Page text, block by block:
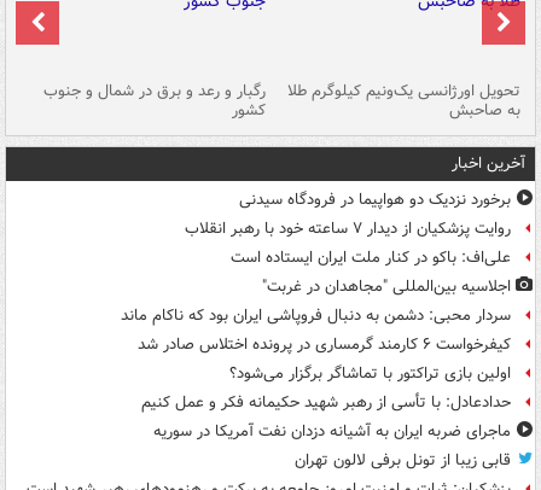
تحویل اورژانسی یک‌ونیم کیلوگرم طلا
به صاحبش
رگبار و رعد و برق در شمال و جنوب
کشور
آخرین اخبار
برخورد نزدیک دو هواپیما در فرودگاه سیدنی
روایت پزشکیان از دیدار ۷ ساعته خود با رهبر انقلاب
علی‌اف: باکو در کنار ملت ایران ایستاده است
اجلاسیه بین‌المللی "مجاهدان در غربت"
سردار محبی: دشمن به دنبال فروپاشی ایران بود که ناکام ماند
کیفرخواست ۶ کارمند گرمساری در پرونده اختلاس صادر شد
اولین بازی تراکتور با تماشاگر برگزار می‌شود؟
حدادعادل: با تأسی از رهبر شهید حکیمانه فکر و عمل کنیم
ماجرای ضربه ایران به آشیانه دزدان نفت آمریکا در سوریه
قابی زیبا از تونل برفی لالون تهران